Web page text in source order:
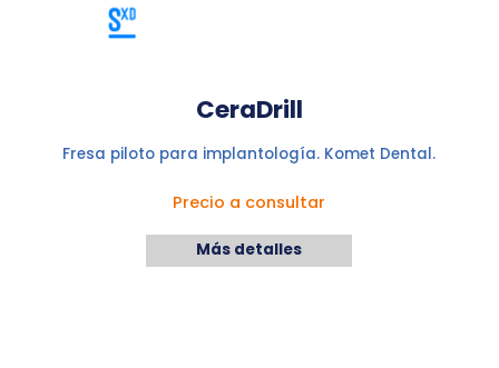
CeraDrill
Fresa piloto para implantología. Komet Dental.
Precio a consultar
Más detalles